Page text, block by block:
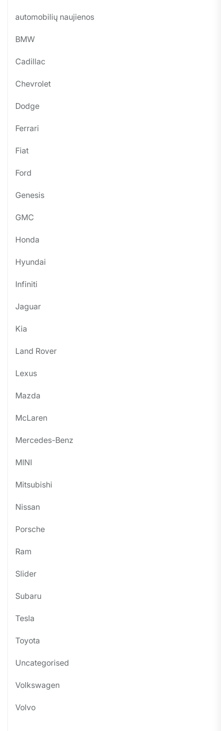
automobilių naujienos
BMW
Cadillac
Chevrolet
Dodge
Ferrari
Fiat
Ford
Genesis
GMC
Honda
Hyundai
Infiniti
Jaguar
Kia
Land Rover
Lexus
Mazda
McLaren
Mercedes-Benz
MINI
Mitsubishi
Nissan
Porsche
Ram
Slider
Subaru
Tesla
Toyota
Uncategorised
Volkswagen
Volvo